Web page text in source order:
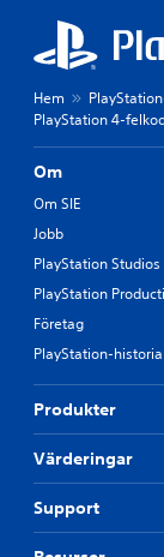
Hem
PlayStation 4-
Om
Om SIE
Jobb
PlayStation Studios
PlayStation
Företag
PlayStation-historia
Produkter
Värderingar
Support